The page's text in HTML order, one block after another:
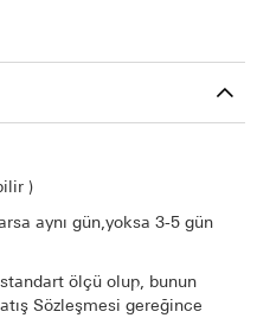
)
aynı gün,yoksa 3-5 gün
ölçü olup, bunun
Sözleşmesi gereğince